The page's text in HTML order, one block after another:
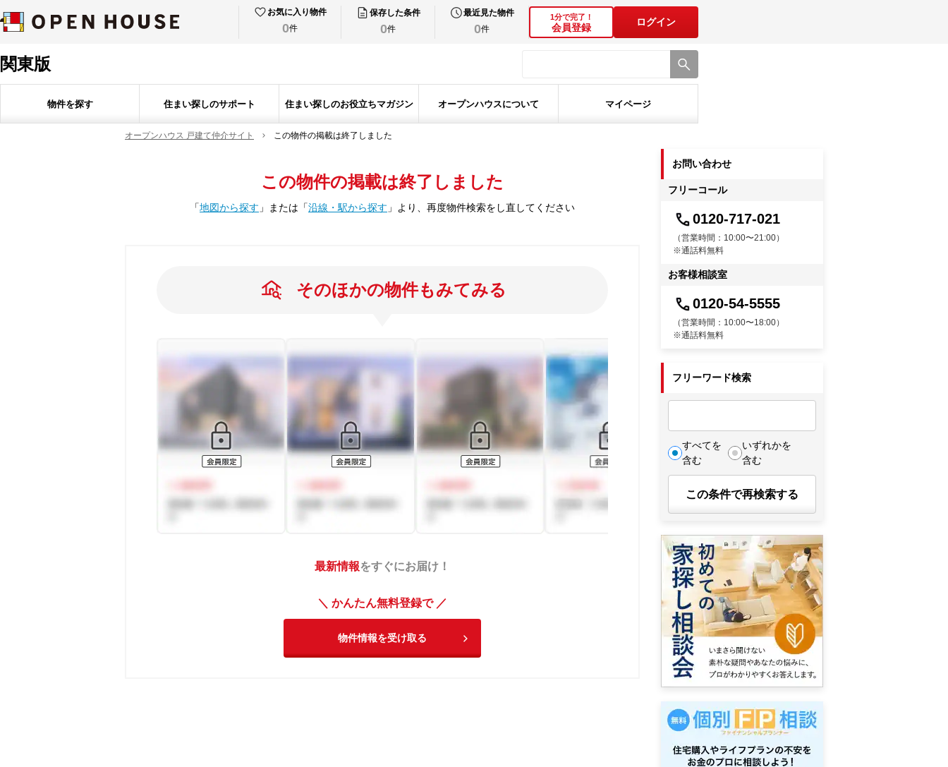
お気に入り物件
0件
保存した条件
0件
最近見た物件
0件
1分で完了！
会員登録
ログイン
関東版
物件を探す 住まい探しのサポート 住まい探しのお役立ちマガジン オープンハウスについて マイページ
オープンハウス 戸建て仲介サイト この物件の掲載は終了しました
この物件の掲載は終了しました
「地図から探す 」 または 「沿線・駅から探す 」 より、再度物件検索をし直してください
そのほかの物件もみてみる
最新情報をすぐにお届け！
＼ かんたん無料登録で ／
物件情報を受け取る
お問い合わせ
フリーコール
0120-717-021
（営業時間：10:00〜21:00）
※通話料無料
お客様相談室
0120-54-5555
（営業時間：10:00〜18:00）
※通話料無料
フリーワード検索
すべてを
含む
いずれかを
含む
この条件で再検索する